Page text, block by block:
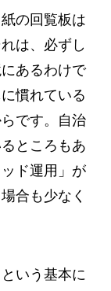
の回覧板は
は、必ずし
あるわけで
慣れている
です。自治
ところもあ
ド運用」が
合も少なく
いう基本に